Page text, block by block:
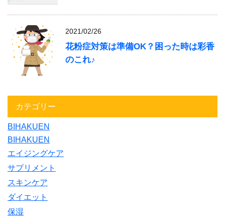
2021/02/26
花粉症対策は準備OK？困った時は彩香
のこれ♪
カテゴリー
BIHAKUEN
BIHAKUEN
エイジングケア
サプリメント
スキンケア
ダイエット
保湿